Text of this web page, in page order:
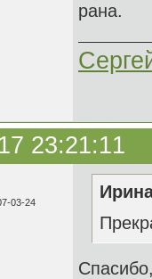
рана.
23:21:11
03-24